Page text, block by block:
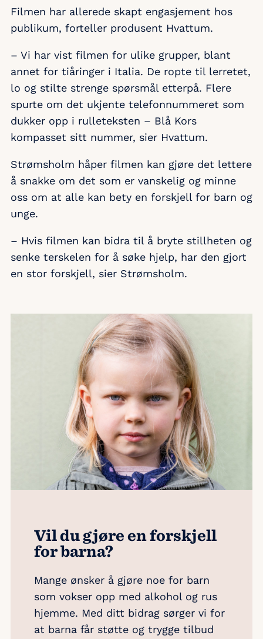
Filmen har allerede skapt engasjement hos
publikum, forteller produsent Hvattum.
– Vi har vist filmen for ulike grupper, blant
annet for tiåringer i Italia. De ropte til lerretet,
lo og stilte strenge spørsmål etterpå. Flere
spurte om det ukjente telefonnummeret som
dukker opp i rulleteksten – Blå Kors
kompasset sitt nummer, sier Hvattum.
Strømsholm håper filmen kan gjøre det lettere
å snakke om det som er vanskelig og minne
oss om at alle kan bety en forskjell for barn og
unge.
– Hvis filmen kan bidra til å bryte stillheten og
senke terskelen for å søke hjelp, har den gjort
en stor forskjell, sier Strømsholm.
Vil du gjøre en forskjell
for barna?
Mange ønsker å gjøre noe for barn
som vokser opp med alkohol og rus
hjemme. Med ditt bidrag sørger vi for
at barna får støtte og trygge tilbud